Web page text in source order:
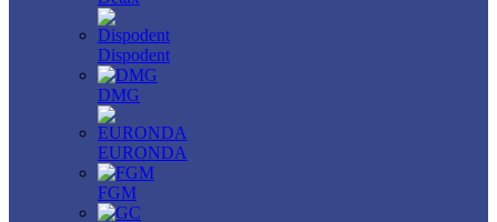
Dispodent
DMG
EURONDA
FGM